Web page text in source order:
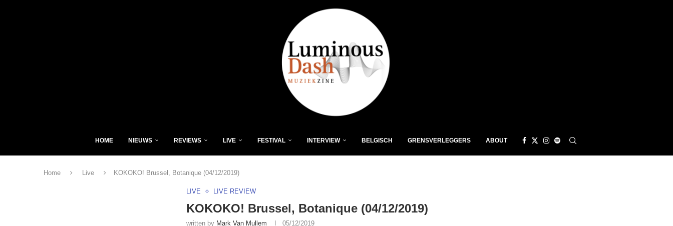
HOME NIEUWS REVIEWS LIVE FESTIVAL INTERVIEW BELGISCH GRENSVERLEGGERS ABOUT
Home Live KOKOKO! Brussel, Botanique (04/12/2019)
LIVE LIVE REVIEW
KOKOKO! Brussel, Botanique (04/12/2019)
written by Mark Van Mullem 05/12/2019